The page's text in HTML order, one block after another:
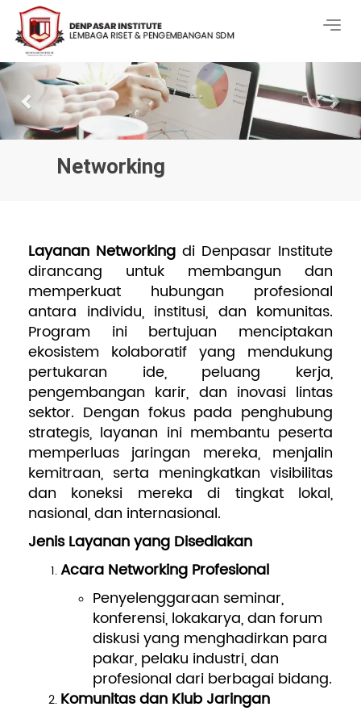
Pengembangan SDM
Previous
Networking
Layanan Networking di Denpasar Institute
dirancang untuk membangun dan
memperkuat hubungan profesional
antara individu, institusi, dan komunitas.
Program ini bertujuan menciptakan
ekosistem kolaboratif yang mendukung
pertukaran ide, peluang kerja,
pengembangan karir, dan inovasi lintas
sektor. Dengan fokus pada penghubung
strategis, layanan ini membantu peserta
memperluas jaringan mereka, menjalin
kemitraan, serta meningkatkan visibilitas
dan koneksi mereka di tingkat lokal,
nasional, dan internasional.
Jenis Layanan yang Disediakan
Acara Networking Profesional
Penyelenggaraan seminar,
konferensi, lokakarya, dan forum
diskusi yang menghadirkan para
pakar, pelaku industri, dan
profesional dari berbagai bidang.
Komunitas dan Klub Jaringan